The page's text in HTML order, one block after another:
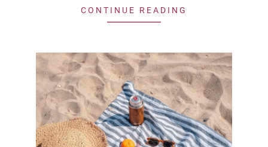
CONTINUE READING